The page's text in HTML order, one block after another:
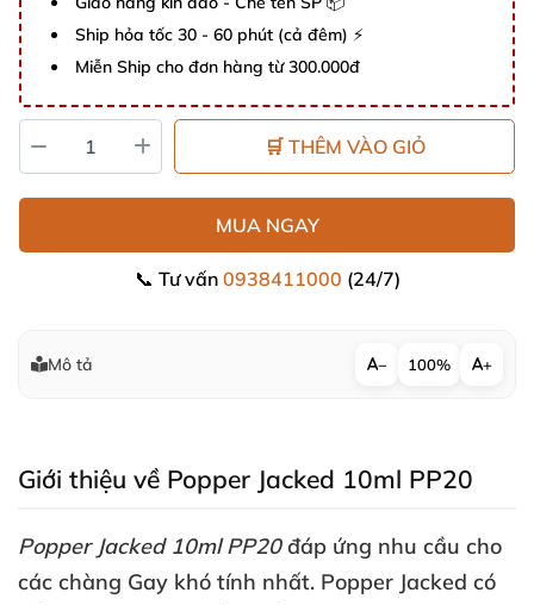
Ship hỏa tốc 30 - 60 phút (cả đêm) ⚡
Miễn Ship cho đơn hàng từ 300.000đ
🛒 THÊM VÀO GIỎ
MUA NGAY
📞 Tư vấn 0938411000 (24/7)
Mô tả − 100% +
Giới thiệu về Popper Jacked 10ml PP20
Popper Jacked 10ml PP20đáp ứng nhu cầu cho
các chàng Gay khó tính nhất. Popper Jacked có